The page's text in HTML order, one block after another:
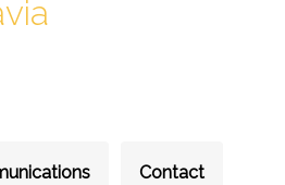
Contact